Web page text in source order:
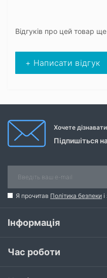
Відгуків про цей товар
+ Написати відгук
Хочете
Підпишіться
Я прочитав Політика безпеки
Інформація
Час роботи